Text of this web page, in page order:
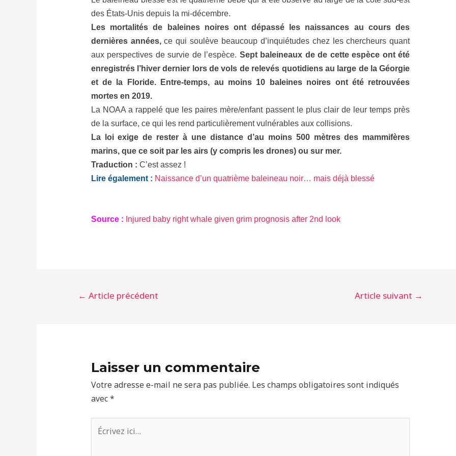
des États-Unis depuis la mi-décembre.
Les mortalités de baleines noires ont dépassé les naissances au cours des
dernières années,ce qui soulève beaucoup d’inquiétudes chez les chercheurs quant
aux perspectives de survie de l’espèce. Sept baleineaux de de cette espèce ont été
enregistrés l’hiver dernier lors de vols de relevés quotidiens au large de la Géorgie
et de la Floride. Entre-temps, au moins 10 baleines noires ont été retrouvées
mortes en 2019.
La NOAA a rappelé que les paires mère/enfant passent le plus clair de leur temps près
de la surface, ce qui les rend particulièrement vulnérables aux collisions.
La loi exige de rester à une distance d’au moins 500 mètres des mammifères
marins, que ce soit par les airs (y compris les drones) ou sur mer.
Traduction : C’est assez !
Lire également : Naissance d’un quatrième baleineau noir… mais déjà blessé
Source : Injured baby right whale given grim prognosis after 2nd look
Navigation
← Article précédent Article suivant →
Laisser un commentaire
Votre adresse e-mail ne sera pas publiée. Les champs obligatoires sont indiqués
avec*
Écrivez
ici…